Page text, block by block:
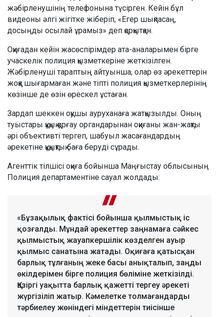
жәбірленушінің телефонына түсірген. Кейін бұл
видеоны әлгі жігітке жіберіп, «Егер шықпасаң,
досыңды осылай ұрамыз» деп қорқытқан.
Оқиғадан кейін жасөспірімдер ата-аналарымен бірге
учаскелік полиция қызметкеріне жеткізілген.
Жәбірленуші тараптың айтуынша, олар өз әрекеттерін
жоққа шығармаған және тіпті полиция қызметкерлерінің
көзінше де өзін өрескел ұстаған.
Зардап шеккен оқушы ауруханаға жатқызылды. Оның
туыстары құқық қорғау органдарынан оқиғаны жан-жақты
әрі объективті тергеп, шабуыл жасағандардың
әрекетіне құқықтық баға беруді сұрады.
Агенттік тілшісі оқиға бойынша Маңғыстау облысының
Полиция департаментіне сауал жолдады:
«Бұзақылық фактісі бойынша қылмыстық іс
қозғалды. Мұндай әрекеттер заңнамаға сәйкес
қылмыстық жауапкершілік көзделген ауыр
қылмыс санатына жатады. Оқиғаға қатысқан
барлық тұлғаның жеке басы анықталып, заңды
өкілдерімен бірге полиция бөліміне жеткізілді.
Қазіргі уақытта барлық қажетті тергеу әрекеті
жүргізіліп жатыр. Кәмелетке толмағандарды
тәрбиелеу жөніндегі міндеттерін тиісінше